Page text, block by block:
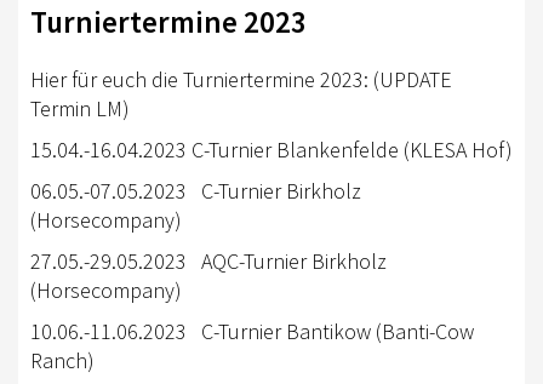
JUGENDKADER
ERWACHSENENKADER
JUNGPFERDEPROGRAMM
GERMAN OPEN
TURNIERFACHLEUTE
FREIZEIT
TRAINERVERZEICHNIS
Turniertermine 2023
Hier für euch die Turniertermine 2023: (UPDATE
Termin LM)
15.04.-16.04.2023 C-Turnier Blankenfelde (KLESA Hof)
06.05.-07.05.2023 C-Turnier Birkholz
(Horsecompany)
27.05.-29.05.2023 AQC-Turnier Birkholz
(Horsecompany)
10.06.-11.06.2023 C-Turnier Bantikow (Banti-Cow
Ranch)